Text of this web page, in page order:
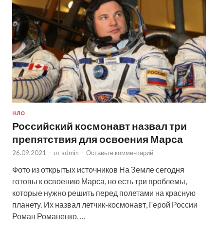
НЛО
Российский космонавт назвал три
препятствия для освоения Марса
26.09.2021 - от admin - Оставьте комментарий
Фото из открытых источников На Земле сегодня
готовы к освоению Марса, но есть три проблемы,
которые нужно решить перед полетами на красную
планету. Их назвал летчик-космонавт, Герой России
Роман Романенко, …